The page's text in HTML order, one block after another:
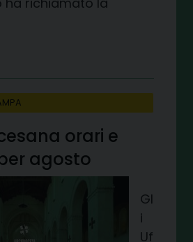
orari e
agosto
Gl
i
Uf